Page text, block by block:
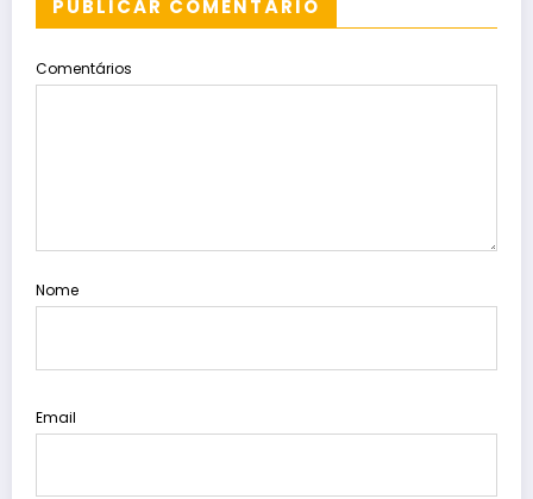
PUBLICAR COMENTÁRIO
Comentários
Nome
Email